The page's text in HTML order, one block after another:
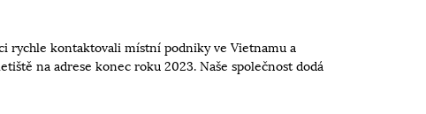
rychle kontaktovali místní podniky ve Vietnamu a
na adrese konec roku 2023. Naše společnost dodá